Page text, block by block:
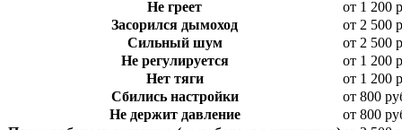
Не греет
от 1 200
Засорился дымоход
от 2 500
Сильный шум
от 2 500
Не регулируется
от 1 200
Нет тяги
от 1 200
Сбились настройки
от 800
Не держит давление
от 800